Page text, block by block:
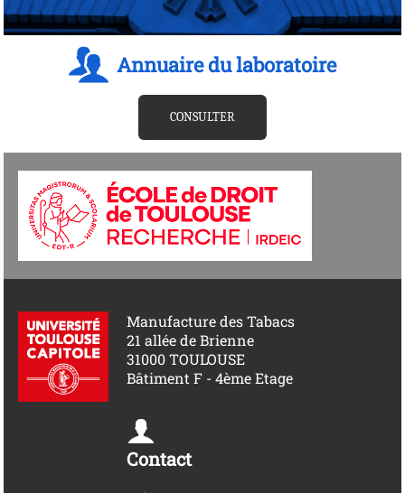
Annuaire du laboratoire
CONSULTER
Manufacture des Tabacs
21 allée de Brienne
31000 TOULOUSE
Bâtiment F - 4ème Etage
Contact